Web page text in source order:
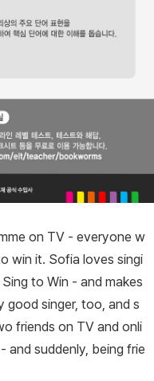
on TV - everyone w
win it. Sofia loves singi
to Win - and makes
good singer, too, and s
friends on TV and onli
and suddenly, being frie